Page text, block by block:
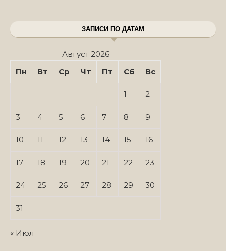
ЗАПИСИ ПО ДАТАМ
Август 2026
Пн
Вт Ср Чт Пт Сб Вс
1 2
3 4 5 6 7 8 9
10 11 12 13 14 15 16
17 18 19 20 21 22 23
24 25 26 27 28 29 30
31
« Июл